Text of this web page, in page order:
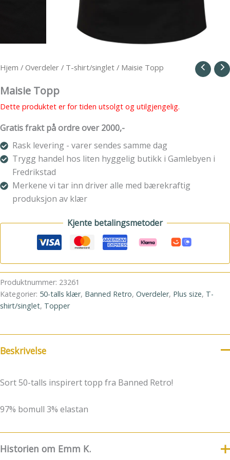
Hjem / Overdeler / T-shirt/singlet / Maisie Topp
Maisie Topp
Dette produktet er for tiden utsolgt og utilgjengelig.
Gratis frakt på ordre over 2000,-
Rask levering - varer sendes samme dag
Trygg handel hos liten hyggelig butikk i Gamlebyen i
Fredrikstad
Merkene vi tar inn driver alle med bærekraftig
produksjon av klær
Kjente betalingsmetoder
Produktnummer: 23261
Kategorier: 50-talls klær, Banned Retro, Overdeler, Plus size, T-
shirt/singlet, Topper
Beskrivelse
Sort 50-talls inspirert topp fra Banned Retro!
97% bomull 3% elastan
Historien om Emm K.